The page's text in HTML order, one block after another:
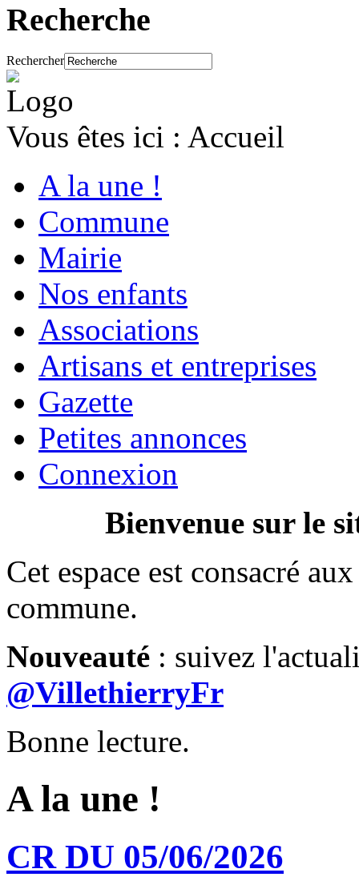
Recherche
Rechercher
Vous êtes ici : Accueil
A la une !
Commune
Mairie
Nos enfants
Associations
Artisans et entreprises
Gazette
Petites annonces
Connexion
Bienvenue sur le
Cet espace est consacré
commune.
Nouveauté : suivez
@VillethierryFr
Bonne lecture.
A la une !
CR DU 05/06/2026